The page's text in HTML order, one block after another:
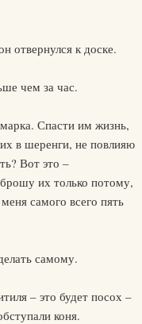
отвернулся к доске.
чем за час.
Спасти им жизнь,
в шеренги, не повлияю
Вот это –
их только потому,
самого всего пять
самому.
– это будет посох –
коня.